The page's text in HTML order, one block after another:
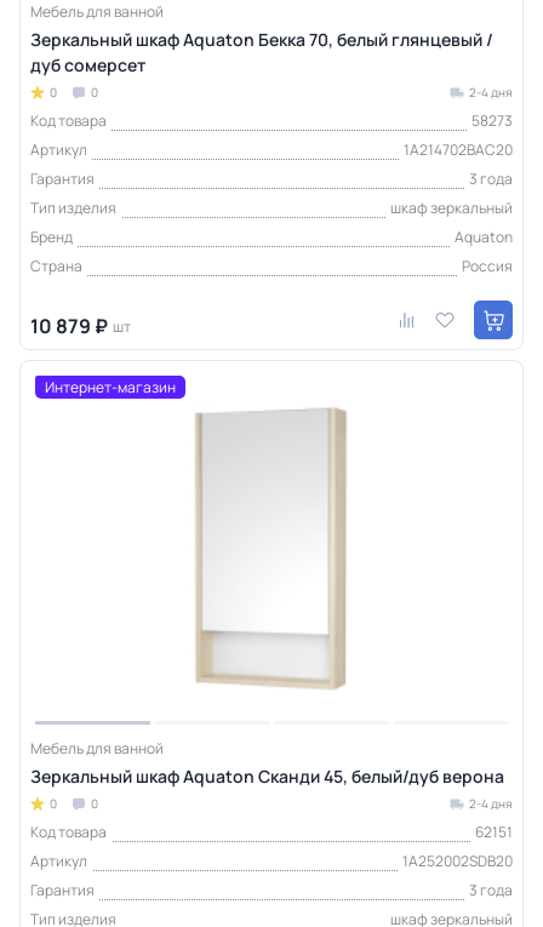
Мебель для ванной
Зеркальный шкаф Aquaton Бекка 70, белый глянцевый /
дуб сомерсет
0 0 2-4 дня
Код товара
58273
Артикул
1A214702BAC20
Гарантия
3 года
Тип изделия
шкаф зеркальный
Бренд
Aquaton
Страна
Россия
10 879 ₽ шт
Интернет-магазин
Мебель для ванной
Зеркальный шкаф Aquaton Сканди 45, белый/дуб верона
0 0 2-4 дня
Код товара
62151
Артикул
1A252002SDB20
Гарантия
3 года
Тип изделия
шкаф зеркальный